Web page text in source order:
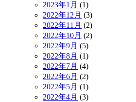
2023年1月 (1)
2022年12月 (3)
2022年11月 (2)
2022年10月 (2)
2022年9月 (5)
2022年8月 (1)
2022年7月 (4)
2022年6月 (2)
2022年5月 (1)
2022年4月 (3)